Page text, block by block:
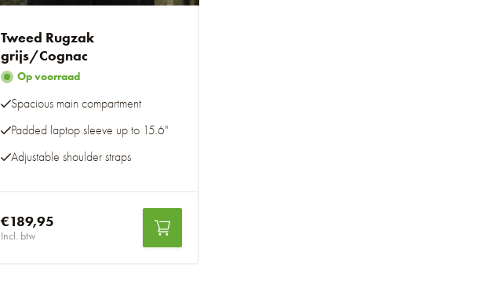
Tweed Rugzak
grijs/Cognac
Op voorraad
Spacious main compartment
Padded laptop sleeve up to 15.6"
Adjustable shoulder straps
€189,95
Incl. btw